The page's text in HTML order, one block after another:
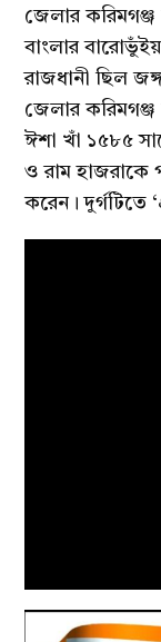
জেলার করিমগঞ্জ
বাংলার
রাজধানী ছিল
জেলার করিমগঞ্জ
ঈশা খাঁ ১৫৮৫
ও রাম হাজরাকে
করেন। দুর্গটিতে